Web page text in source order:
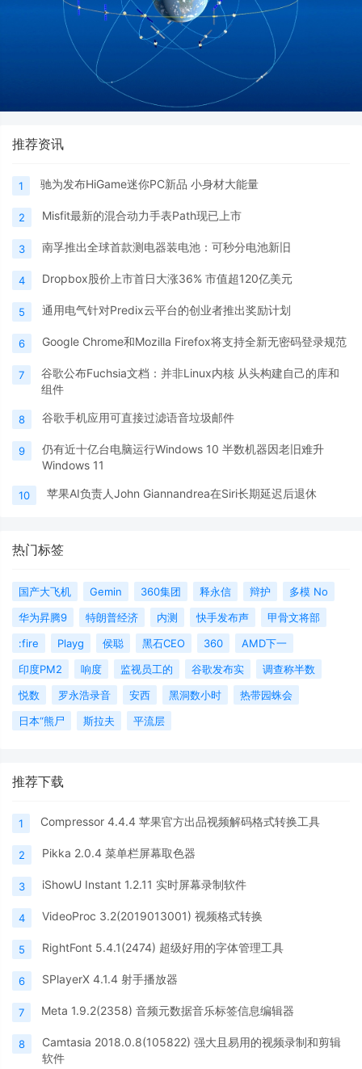
推荐资讯
1 驰为发布HiGame迷你PC新品 小身材大能量
2 Misfit最新的混合动力手表Path现已上市
3 南孚推出全球首款测电器装电池：可秒分电池新旧
4 Dropbox股价上市首日大涨36% 市值超120亿美元
5 通用电气针对Predix云平台的创业者推出奖励计划
6 Google Chrome和Mozilla Firefox将支持全新无密码登录规范
7
谷歌公布Fuchsia文档：并非Linux内核 从头构建自己的库和
组件
8 谷歌手机应用可直接过滤语音垃圾邮件
9
仍有近十亿台电脑运行Windows 10 半数机器因老旧难升
Windows 11
10 苹果AI负责人John Giannandrea在Siri长期延迟后退休
热门标签
国产大飞机 Gemin 360集团 释永信 辩护
多模 No
华为昇腾9
特朗普经济 内测 快手发布声
甲骨文将部
:fire
Playg 侯聪 黑石CEO 360
AMD下一
印度PM2
响度 监视员工的 谷歌发布实
调查称半数
悦数
罗永浩录音 安西 黑洞数小时
热带园蛛会
日本“熊尸
斯拉夫 平流层
推荐下载
1 Compressor 4.4.4 苹果官方出品视频解码格式转换工具
2 Pikka 2.0.4 菜单栏屏幕取色器
3 iShowU Instant 1.2.11 实时屏幕录制软件
4 VideoProc 3.2(2019013001) 视频格式转换
5 RightFont 5.4.1(2474) 超级好用的字体管理工具
6 SPlayerX 4.1.4 射手播放器
7 Meta 1.9.2(2358) 音频元数据音乐标签信息编辑器
8
Camtasia 2018.0.8(105822) 强大且易用的视频录制和剪辑
软件